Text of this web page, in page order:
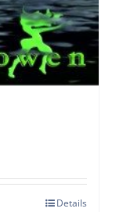
Details